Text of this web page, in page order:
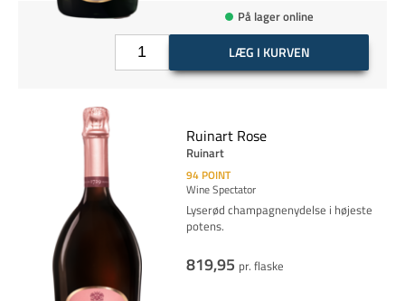
På lager online
LÆG I KURVEN
Ruinart Rose
Ruinart
94 POINT
Wine Spectator
Lyserød champagnenydelse i højeste
potens.
819,95 pr. flaske